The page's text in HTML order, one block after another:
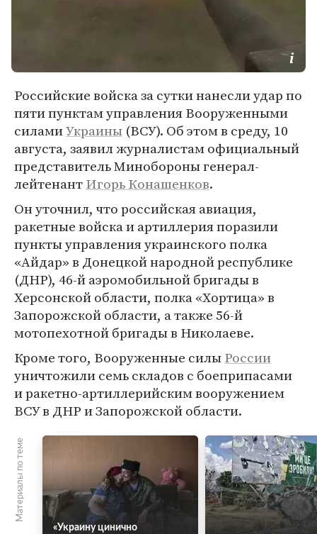
Российские войска за сутки нанесли удар по
пяти пунктам управления Вооруженными
силамиУкраины (ВСУ). Об этом в среду, 10
августа, заявил журналистам официальный
представитель Минобороны генерал-
лейтенантИгорь Конашенков.
Он уточнил, что российская авиация,
ракетные войска и артиллерия поразили
пункты управления украинского полка
«Айдар» в Донецкой народной республике
(ДНР), 46-й аэромобильной бригады в
Херсонской области, полка «Хортица» в
Запорожской области, а также 56-й
мотопехотной бригады в Николаеве.
Кроме того, Вооруженные силыРоссии
уничтожили семь складов с боеприпасами
и ракетно-артиллерийским вооружением
ВСУ в ДНР и Запорожской области.
Материалы по теме
«Украину цинично